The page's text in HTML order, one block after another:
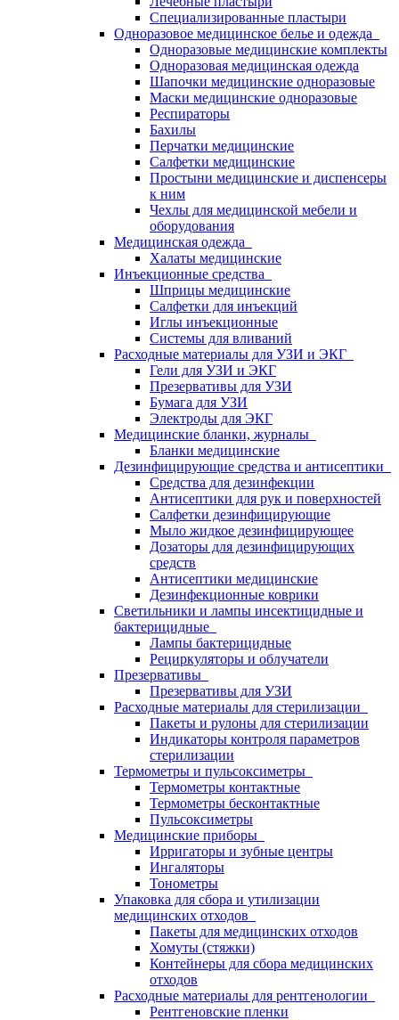
Специализированные пластыри
Одноразовое медицинское белье и одежда
Одноразовые медицинские комплекты
Одноразовая медицинская одежда
Шапочки медицинские одноразовые
Маски медицинские одноразовые
Респираторы
Бахилы
Перчатки медицинские
Салфетки медицинские
Простыни медицинские и диспенсеры
к ним
Чехлы для медицинской мебели и
оборудования
Медицинская одежда
Халаты медицинские
Инъекционные средства
Шприцы медицинские
Салфетки для инъекций
Иглы инъекционные
Системы для вливаний
Расходные материалы для УЗИ и ЭКГ
Гели для УЗИ и ЭКГ
Презервативы для УЗИ
Бумага для УЗИ
Электроды для ЭКГ
Медицинские бланки, журналы
Бланки медицинские
Дезинфицирующие средства и антисептики
Средства для дезинфекции
Антисептики для рук и поверхностей
Салфетки дезинфицирующие
Мыло жидкое дезинфицирующее
Дозаторы для дезинфицирующих
средств
Антисептики медицинские
Дезинфекционные коврики
Светильники и лампы инсектицидные и
бактерицидные
Лампы бактерицидные
Рециркуляторы и облучатели
Презервативы
Презервативы для УЗИ
Расходные материалы для стерилизации
Пакеты и рулоны для стерилизации
Индикаторы контроля параметров
стерилизации
Термометры и пульсоксиметры
Термометры контактные
Термометры бесконтактные
Пульсоксиметры
Медицинские приборы
Ирригаторы и зубные центры
Ингаляторы
Тонометры
Упаковка для сбора и утилизации
медицинских отходов
Пакеты для медицинских отходов
Хомуты (стяжки)
Контейнеры для сбора медицинских
отходов
Расходные материалы для рентгенологии
Рентгеновские пленки